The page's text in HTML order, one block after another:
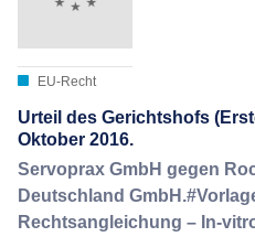
EU-Recht
Urteil des Gerichtshofs
Oktober 2016.
Servoprax GmbH gegen
Deutschland
Rechtsangleichung – In-